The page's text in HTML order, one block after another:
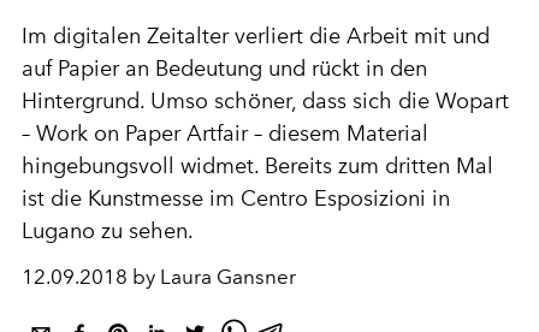
Im digitalen Zeitalter verliert die Arbeit mit und
auf Papier an Bedeutung und rückt in den
Hintergrund. Umso schöner, dass sich die Wopart
– Work on Paper Artfair – diesem Material
hingebungsvoll widmet. Bereits zum dritten Mal
ist die Kunstmesse im Centro Esposizioni in
Lugano zu sehen.
12.09.2018 by Laura Gansner